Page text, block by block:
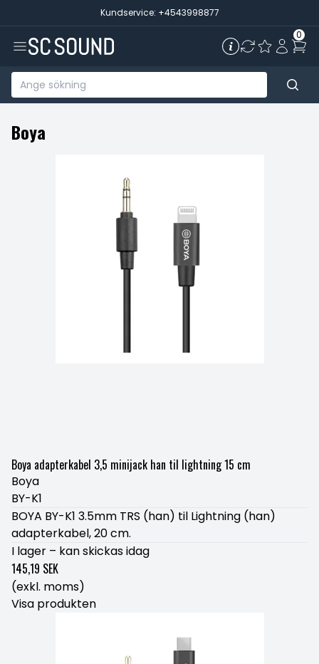
Kundservice: +4543998877
0
Boya
Boya adapterkabel 3,5 minijack han til lightning 15 cm
Boya
BY-K1
BOYA BY-K1 3.5mm TRS (han) til Lightning (han)
adapterkabel, 20 cm.
I lager – kan skickas idag
145,19 SEK
(exkl. moms)
Visa produkten